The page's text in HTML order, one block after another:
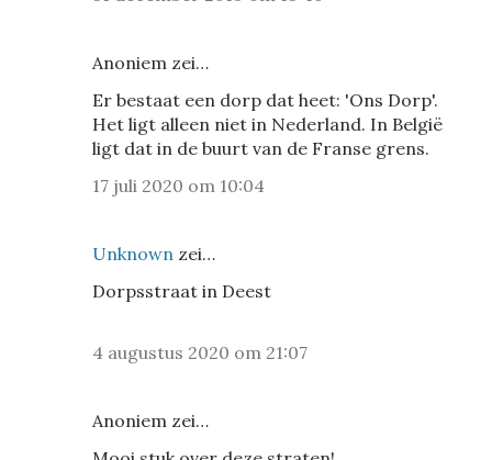
Anoniem zei…
Er bestaat een dorp dat heet: 'Ons Dorp'.
Het ligt alleen niet in Nederland. In België
ligt dat in de buurt van de Franse grens.
17 juli 2020 om 10:04
Unknown zei…
Dorpsstraat in Deest
4 augustus 2020 om 21:07
Anoniem zei…